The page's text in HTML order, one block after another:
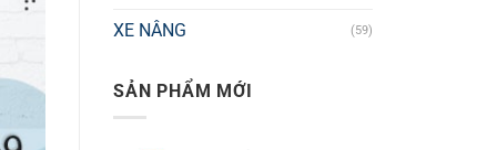
XE NÂNG (59)
SẢN PHẨM MỚI